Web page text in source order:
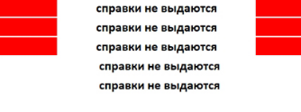
от метро до Учреждения составляет
пешеходному переходу через улицу
направо до центрального подъезда,